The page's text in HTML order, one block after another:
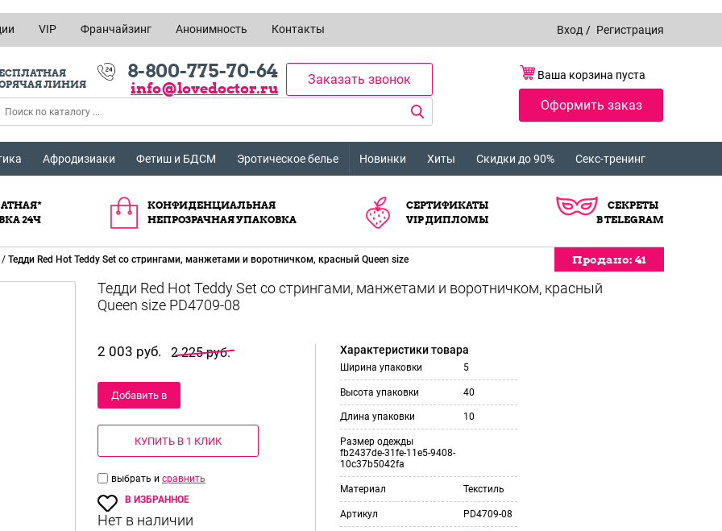
VIP Франчайзинг Анонимность Контакты Вход / Регистрация
ЛИНИЯ
8-800-775-70-64
info@lovedoctor.ru
Заказать звонок Ваша корзина пуста
Оформить заказ
Афродизиаки Фетиш и БДСМ Эротическое белье Новинки Хиты Скидки до 90% Секс-тренинг
24Ч
КОНФИДЕНЦИАЛЬНАЯ
НЕПРОЗРАЧНАЯ УПАКОВКА
СЕРТИФИКАТЫ
VIP ДИПЛОМЫ
СЕКРЕТЫ
В TELEGRAM
/ Тедди Red Hot Teddy Set со стрингами, манжетами и воротничком, красный Queen size Продано: 41
2 003 руб. 2 225 руб.
Добавить в
корзину
КУПИТЬ В 1 КЛИК
выбрать и сравнить
В ИЗБРАННОЕ
Характеристики товара
Ширина упаковки 5
Высота упаковки 40
Длина упаковки 10
Размер одежды
fb2437de-31fe-11e5-9408-
10c37b5042fa
Материал Текстиль
Артикул PD4709-08